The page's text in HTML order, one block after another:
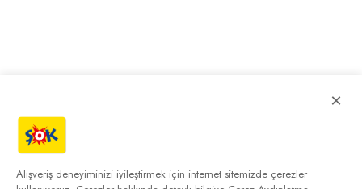
×
Alışveriş deneyiminizi iyileştirmek için internet sitemizde çerezler